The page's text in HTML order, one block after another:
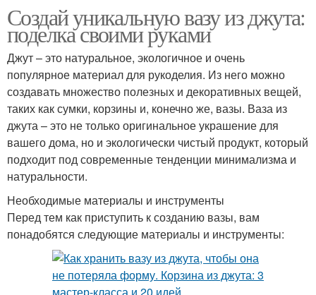
Создай уникальную вазу из джута:
поделка своими руками
Джут – это натуральное, экологичное и очень
популярное материал для рукоделия. Из него можно
создавать множество полезных и декоративных вещей,
таких как сумки, корзины и, конечно же, вазы. Ваза из
джута – это не только оригинальное украшение для
вашего дома, но и экологически чистый продукт, который
подходит под современные тенденции минимализма и
натуральности.
Необходимые материалы и инструменты
Перед тем как приступить к созданию вазы, вам
понадобятся следующие материалы и инструменты: